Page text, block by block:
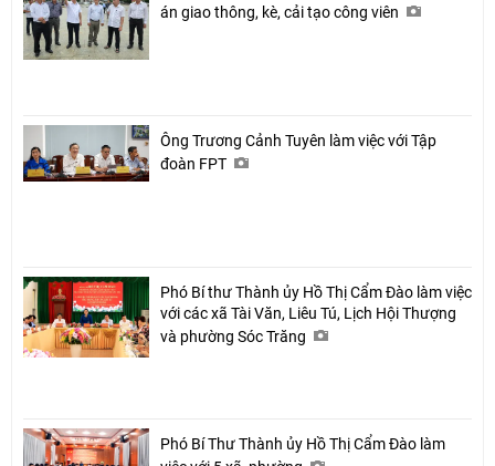
án giao thông, kè, cải tạo công viên
Ông Trương Cảnh Tuyên làm việc với Tập
đoàn FPT
Phó Bí thư Thành ủy Hồ Thị Cẩm Đào làm việc
với các xã Tài Văn, Liêu Tú, Lịch Hội Thượng
và phường Sóc Trăng
Phó Bí Thư Thành ủy Hồ Thị Cẩm Đào làm